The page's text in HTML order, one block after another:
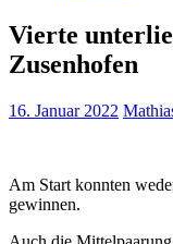
Vierte
Zusenhofen
16. Januar 2022
Am Start konnten
gewinnen.